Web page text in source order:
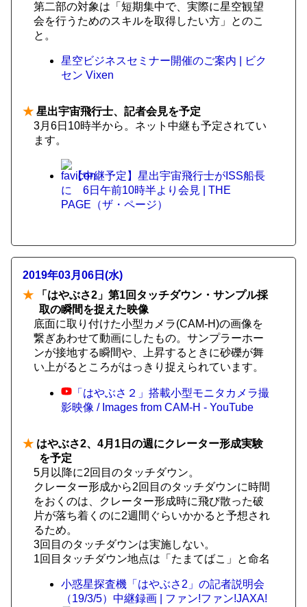
第二部の対象は「短期集中で、実際に星空観望
会を行うためのスキルを取得したい方」とのこ
と。
星空ビジネスセミナー開催のご案内 | ビク
セン Vixen
★ 星出宇宙飛行士、記者会見を予定
3月6日10時半から。ネット中継も予定されてい
ます。
【中継予定】星出宇宙飛行士がISS船長
に 6日午前10時半より会見 | THE
PAGE（ザ・ページ）
2019年03月06日(水)
★ 「はやぶさ2」第1回タッチダウン・サンプル採
取の瞬間を捉えた映像
底面に取り付けた小型カメラ(CAM-H)の画像を
繋ぎあわせて動画にしたもの。サンプラーホー
ンが接地する瞬間や、上昇するときに砂礫が舞
い上がるところがはっきり捉えられています。
「はやぶさ２」搭載小型モニタカメラ撮
影映像 / Images from CAM-H - YouTube
★ はやぶさ2、4月1日の週にクレーター形成実験
を予定
5月以降に2回目のタッチダウン。
クレーター形成から2回目のタッチダウンに時間
をおくのは、クレーター形成時に飛び散った破
片が落ち着くのに2週間ぐらいかかると予想され
るため。
3回目のタッチダウンは実施しない。
1回目タッチダウン地点は「たまてばこ」と命名
小惑星探査機「はやぶさ2」の記者説明会
（19/3/5）中継録画 | ファン!ファン!JAXA!